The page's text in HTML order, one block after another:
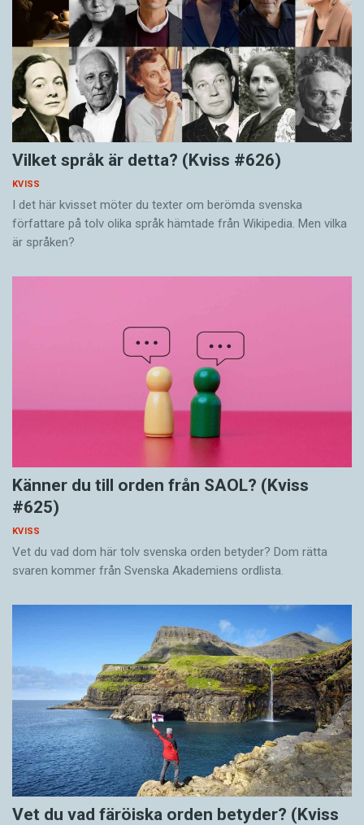
Vilket språk är detta? (Kviss #626)
KVISS
I det här kvisset möter du texter om berömda svenska
författare på tolv olika språk hämtade från Wikipedia. Men vilka
är språken?
Känner du till orden från SAOL? (Kviss
#625)
KVISS
Vet du vad dom här tolv svenska orden betyder? Dom rätta
svaren kommer från Svenska Akademiens ordlista.
Vet du vad färöiska orden betyder? (Kviss